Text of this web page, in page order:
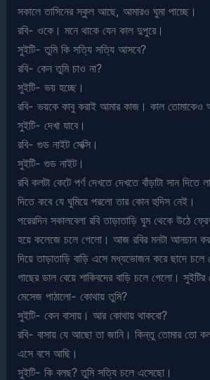
সকালে তাসিনের স্কুল আছে, আমারও ঘুমা পাচ্ছে।
রবি- ওকে। মনে থাকে যেন কাল দুপুরে।
সুইটি- তুমি কি সত্যি সত্যি আসবে?
রবি- কেন তুমি চাও না?
সুইটি- ভয় হচ্ছে।
রবি- ভয়কে কাবু করাই আমার কাজ। কাল তোমাকেও
সুইটি- দেখা যাবে।
রবি- গুড নাইট সেক্সি।
সুইটি- গুড নাইট।
রবি কলটা কেটে পর্ণ দেখতে দেখতে বাঁড়াটা সান দিতে
দিতে কবে যে ঘুমিয়ে পরলো তার কোন হুদিস নেই।
পরেরদিন সকালবেলা রবি তাড়াতাড়ি ঘুম থেকে উঠে
হয়ে কলেজে চলে গেলো। আজ রবির মনটা আনচান
দিয়ে তাড়াতাড়ি বাড়ি এসে মধ্যভোজন করে ছাদে
গাছের ডাল বেয়ে শাকিবদের বাড়ি চলে গেলো।
মেসেজ পাঠালো- কোথায় তুমি?
সুইটি- কেন বাসায়। আর কোথায় থাকবো?
রবি- বাসায় যে আছো তা জানি। কিন্তু তোমার তো
এসে বসে আছি।
সুইটি- কি বলছ? তুমি সত্যি চলে এসেছো।